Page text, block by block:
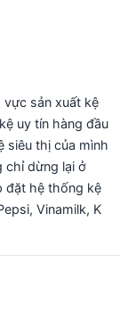
vực sản xuất kệ
uy tín hàng đầu
siêu thị của mình
chỉ dừng lại ở
đặt hệ thống kệ
Vinamilk, K